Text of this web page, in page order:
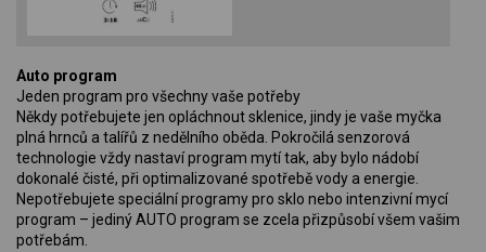
Auto program
Jeden program pro všechny vaše potřeby
Někdy potřebujete jen opláchnout sklenice, jindy je vaše myčka
plná hrnců a talířů z nedělního oběda. Pokročilá senzorová
technologie vždy nastaví program mytí tak, aby bylo nádobí
dokonalé čisté, při optimalizované spotřebě vody a energie.
Nepotřebujete speciální programy pro sklo nebo intenzivní mycí
program – jediný AUTO program se zcela přizpůsobí všem vašim
potřebám.